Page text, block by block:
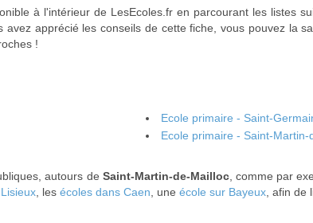
à l'intérieur de LesEcoles.fr en parcourant les listes
avez apprécié les conseils de cette fiche, vous pouvez la
!
Ecole primaire - Saint-
Ecole primaire - Saint-Martin-
autours de Saint-Martin-de-Mailloc, comme par
, les écoles dans Caen , une école sur Bayeux , afin